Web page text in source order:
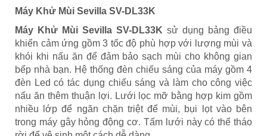
Máy Khử Mùi Sevilla SV-DL33K
Máy Khử Mùi Sevilla SV-DL33K sử dụng bảng điều
khiển cảm ứng gồm 3 tốc độ phù hợp với lượng mùi và
khói khi nấu ăn để đảm bảo sạch mùi cho không gian
bếp nhà bạn. Hệ thống đèn chiếu sáng của máy gồm 4
đèn Led có tác dụng chiếu sáng và làm cho công việc
nấu ăn thêm thuận lợi. Lưới lọc mỡ bằng hợp kim gồm
nhiều lớp để ngăn chặn triệt để mùi, bụi lọt vào bên
trong máy gây hỏng động cơ. Tấm lưới này có thể tháo